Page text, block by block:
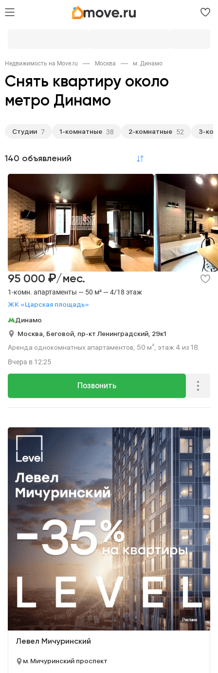
Недвижимость на Move.ru Москва м. Динамо
Снять квартиру около
метро Динамо
Студии 7 1-комнатные 38 2-комнатные 52 3-
140 объявлений
1-комн. апартаменты — 50 м² — 4/18 этаж
ЖК «Царская площадь»
95 000 ₽/мес.
Динамо
Москва, Беговой, пр-кт Ленинградский, 29к1
Аренда однокомнатных апартаментов, 50 м², этаж 4 из 18.
Позвонить
Вчера в 12:25
Реклама
Левел Мичуринский
м. Мичуринский проспект